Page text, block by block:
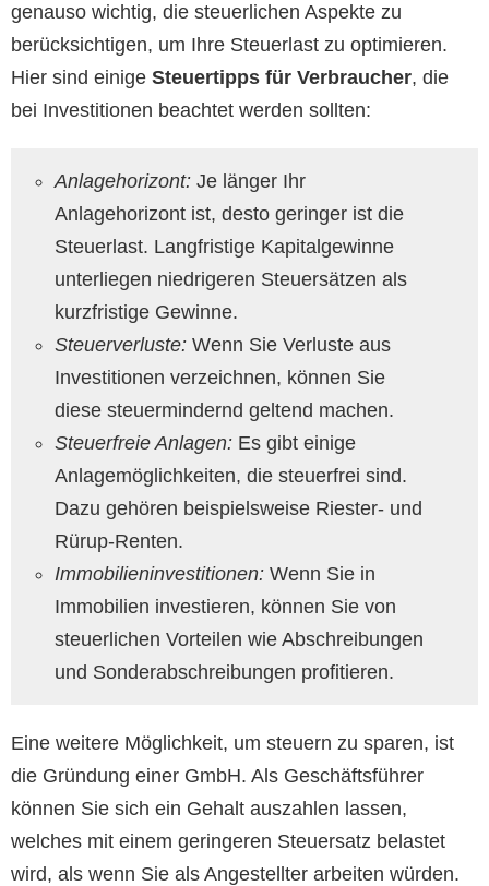
genauso wichtig, die steuerlichen Aspekte zu
berücksichtigen, um Ihre Steuerlast zu optimieren.
Hier sind einige Steuertipps für Verbraucher, die
bei Investitionen beachtet werden sollten:
Anlagehorizont: Je länger Ihr
Anlagehorizont ist, desto geringer ist die
Steuerlast. Langfristige Kapitalgewinne
unterliegen niedrigeren Steuersätzen als
kurzfristige Gewinne.
Steuerverluste: Wenn Sie Verluste aus
Investitionen verzeichnen, können Sie
diese steuermindernd geltend machen.
Steuerfreie Anlagen: Es gibt einige
Anlagemöglichkeiten, die steuerfrei sind.
Dazu gehören beispielsweise Riester- und
Rürup-Renten.
Immobilieninvestitionen: Wenn Sie in
Immobilien investieren, können Sie von
steuerlichen Vorteilen wie Abschreibungen
und Sonderabschreibungen profitieren.
Eine weitere Möglichkeit, um steuern zu sparen, ist
die Gründung einer GmbH. Als Geschäftsführer
können Sie sich ein Gehalt auszahlen lassen,
welches mit einem geringeren Steuersatz belastet
wird, als wenn Sie als Angestellter arbeiten würden.